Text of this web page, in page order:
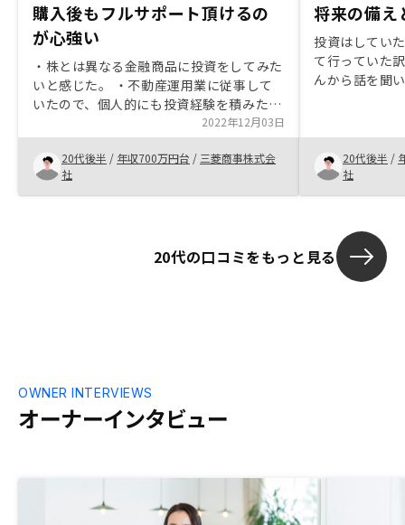
購入後もフルサポート頂けるの
が心強い
・株とは異なる金融商品に投資をしてみた
いと感じた。 ・不動産運用業に従事して
いたので、個人的にも投資経験を積みたか
った。 ・ネット不動産市場もこれから加
熱すると感じており、その先頭にいる貴社
にサポートして頂けることを安心材料とし
て投資に踏み切った。
2022年12月03日
20代後半 / 年収700万円台 / 三菱商事株式会
社
将来の備え
投資はしてい
て行っていた
んから話を聞
ので始めやす
20代後半 /
社
20代の口コミをもっと見る
オーナーインタビュー
OWNER INTERVIEWS